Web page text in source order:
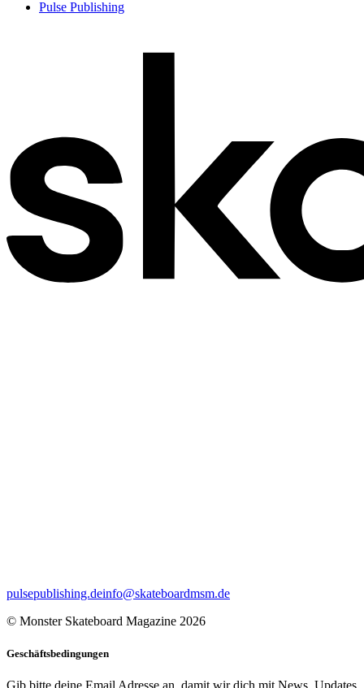
Pulse Publishing
pulsepublishing.deinfo@skateboardmsm.de
© Monster Skateboard Magazine 2026
Geschäftsbedingungen
Gib bitte deine Email Adresse an, damit wir dich mit News, Updates